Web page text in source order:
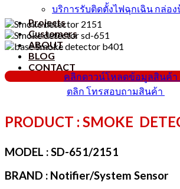
บริการรับติดตั้งไฟฉุกเฉิน กล่อง
Projects
Customers
ABOUT
BLOG
CONTACT
คลิกดาวน์โหลดข้อมูลสินค้า
ตลิก โทรสอบถามสินค้า
PRODUCT : SMOKE
MODEL : SD-651/2151
BRAND : Notifier/System Sensor